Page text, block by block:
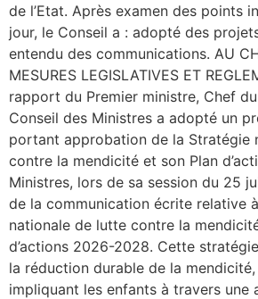
de l’Etat. Après examen des points
jour, le Conseil a : adopté des
entendu des communications. AU
MESURES LEGISLATIVES ET
rapport du Premier ministre, Chef
Conseil des Ministres a adopté un
portant approbation de la Stratégie
contre la mendicité et son Plan
Ministres, lors de sa session du 25
de la communication écrite relative
nationale de lutte contre la
d’actions 2026-2028. Cette
la réduction durable de la
impliquant les enfants à travers une